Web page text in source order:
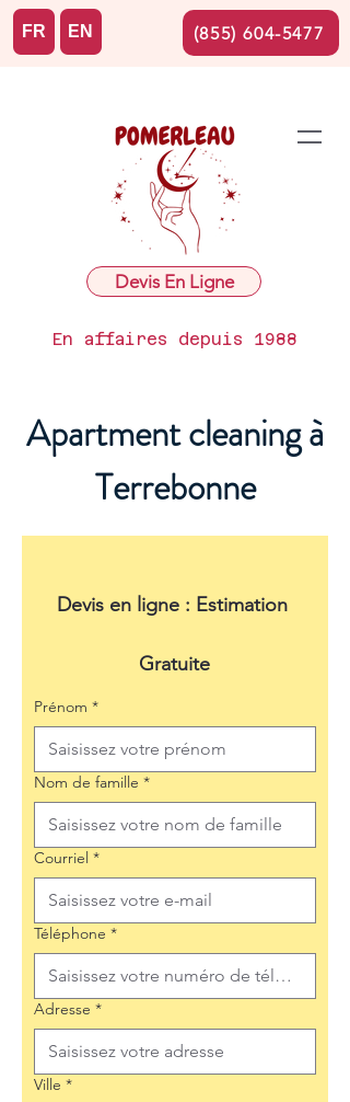
Devis En Ligne
En affaires depuis 1988
FR EN (855) 604-5477
Apartment cleaning à
Terrebonne
Devis en ligne : Estimation
Gratuite
Prénom *
Nom de famille *
Courriel *
Téléphone *
Adresse *
Ville *